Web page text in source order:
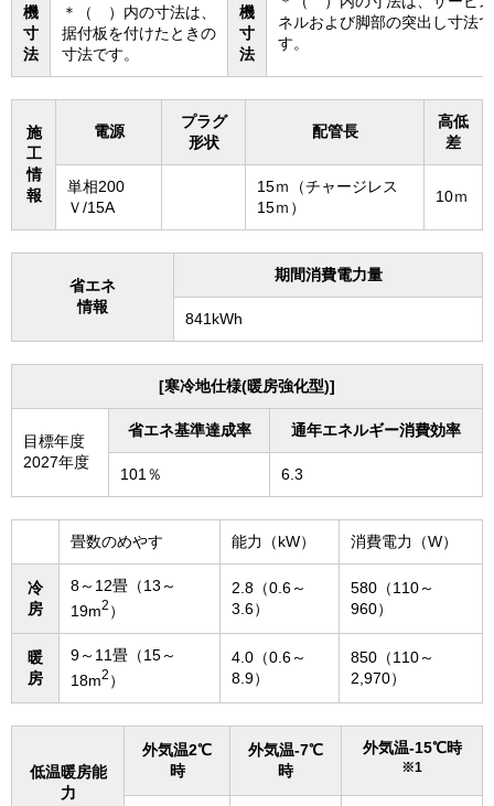
機
寸
法
＊（ ）内の寸法は、
据付板を付けたときの
寸法です。
機
寸
法
ネルおよび脚部の突出し寸法で
す。
施
工
情
報
電源
プラグ
形状
配管長
高低
差
単相200
Ｖ/15A
15ｍ（チャージレス
15ｍ）
10ｍ
省エネ
情報
期間消費電力量
841kWh
[寒冷地仕様(暖房強化型)]
目標年度
2027年度
省エネ基準達成率 通年エネルギー消費効率
101％ 6.3
畳数のめやす 能力（kW） 消費電力（W）
冷
房
8～12畳（13～
19m2 ）
2.8（0.6～
3.6）
580（110～
960）
暖
房
9～11畳（15～
18m2 ）
4.0（0.6～
8.9）
850（110～
2,970）
低温暖房能
力
外気温2℃
時
外気温-7℃
時
外気温-15℃時
※1